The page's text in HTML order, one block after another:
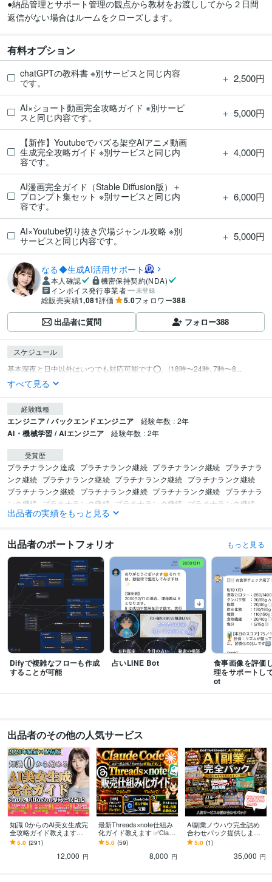
●納品管理とサポート管理の観点から教材をお渡ししてから２日間
返信がない場合はルームをクローズします。
有料オプション
chatGPTの教科書 ※別サービスと同じ内容
です。
＋ 2,500円
AI×ショート動画完全攻略ガイド ※別サービ
スと同じ内容です。
＋ 5,000円
【新作】Youtubeでバズる架空AIアニメ動画
生成完全攻略ガイド ※別サービスと同じ内
容です。
＋ 4,000円
AI漫画完全ガイド（Stable Diffusion版）＋
プロンプト集セット ※別サービスと同じ内
容です。
＋ 6,000円
AI×Youtube切り抜き穴場ジャンル攻略 ※別
サービスと同じ内容です。
＋ 5,000円
なる◆生成AI活用サポート
本人確認
機密保持契約(NDA)
インボイス発行事業者
未登録
総販売実績1,081評価 5.0フォロワー388
出品者に質問 フォロー388
スケジュール
基本深夜と日中以外はいつでも対応可能です⭕️。(18時〜24時､7時〜8...
すべて見る
経験職種
エンジニア / バックエンドエンジニア 経験年数 : 2年
AI・機械学習 / AIエンジニア 経験年数 : 2年
受賞歴
プラチナランク達成 プラチナランク継続 プラチナランク継続 プラチナラ
ンク継続 プラチナランク継続 プラチナランク継続 プラチナランク継続
プラチナランク継続 プラチナランク継続 プラチナランク継続 プラチナラ
ンク継続
プラチナランク継続 プラチナランク継続
プラチナランク継続
プラチナランク継続 プラチナランク継続
資格・検定
情報処理技術者（応用情報技術者） 取得年 : 2023年
情報処理技術者（基本情報技術者） 取得年 : 2021年
AWS 認定ソリューションアーキテクト – アソシエイト 取得年 : 2023年
AWS 認定クラウドプラクティショナー 取得年 : 2023年
その他ツール
Stable diffusion:3年Dify:2年 chatGPT:3年
Midjourney:3年
Google Apps Script:2年
得意分野
IT相談・システム開発
出品者の実績をもっと見る
出品者のポートフォリオ もっと見る
Difyで複雑なフローも作成
することが可能
占いLINE Bot
食事画像を評価
理をサポートし
ot
出品者のその他の人気サービス
知識 0からのAI美女生成完
全攻略ガイド教えます
【網羅解説】AI美女の基
礎〜収益化方法までを解
5.0 (291)
12,000 円
最新Threads×note仕組み
化ガイド教えます ✅Claud
eCodeで超効率化|エージ
ェント一式プレゼント
5.0 (59)
8,000 円
AI副業ノウハウ完全詰め
合わせパック提供します
✅AIを活用した収益化ノウ
ハウをまとめて提供しま
5.0 (1)
35,000 円